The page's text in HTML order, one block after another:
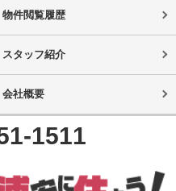
物件閲覧履歴
スタッフ紹介
会社概要
1511